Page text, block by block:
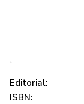
Editorial:
ISBN: